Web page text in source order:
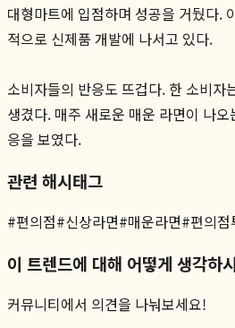
대형마트에 입점하며 성공을 거뒀다.
적으로 신제품 개발에 나서고 있다.
소비자들의 반응도 뜨겁다. 한 소비
생겼다. 매주 새로운 매운 라면이 나
응을 보였다.
관련 해시태그
#편의점#신상라면#매운라면#편의점
이 트렌드에 대해 어떻게 생각하
커뮤니티에서 의견을 나눠보세요!